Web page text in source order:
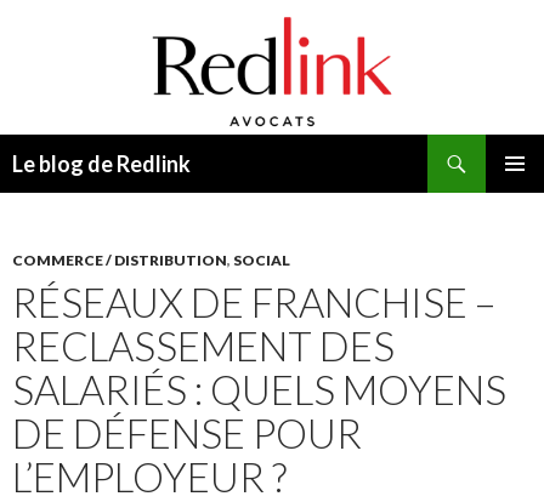
Le blog de Redlink
COMMERCE / DISTRIBUTION, SOCIAL
RÉSEAUX DE FRANCHISE –
RECLASSEMENT DES
SALARIÉS : QUELS MOYENS
DE DÉFENSE POUR
L’EMPLOYEUR ?